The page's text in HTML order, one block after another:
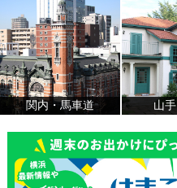
関内・馬車道 山